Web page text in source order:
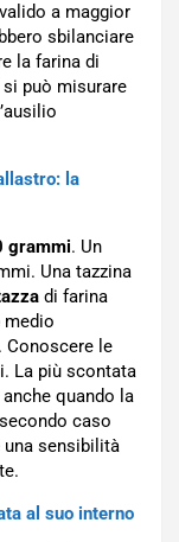
a maggior
sbilanciare
la farina di
può misurare
la
grammi. Un
Una tazzina
di farina
medio
Conoscere le
La più scontata
quando la
caso
una sensibilità
al suo interno